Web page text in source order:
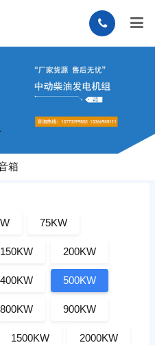
箱
75KW
150KW 200KW
400KW 500KW
800KW 900KW
1500KW 2000KW